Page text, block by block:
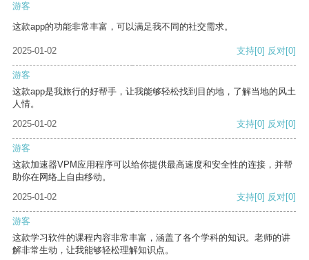
游客
这款app的功能非常丰富，可以满足我不同的社交需求。
2025-01-02 支持[0] 反对[0]
游客
这款app是我旅行的好帮手，让我能够轻松找到目的地，了解当地的风土
人情。
2025-01-02
支持[0] 反对[0]
游客
这款加速器VPM应用程序可以给你提供最高速度和安全性的连接，并帮
助你在网络上自由移动。
2025-01-02
支持[0] 反对[0]
游客
这款学习软件的课程内容非常丰富，涵盖了各个学科的知识。老师的讲
解非常生动，让我能够轻松理解知识点。